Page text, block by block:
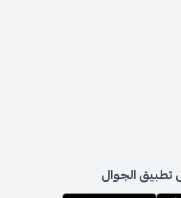
تطبيق الجوال